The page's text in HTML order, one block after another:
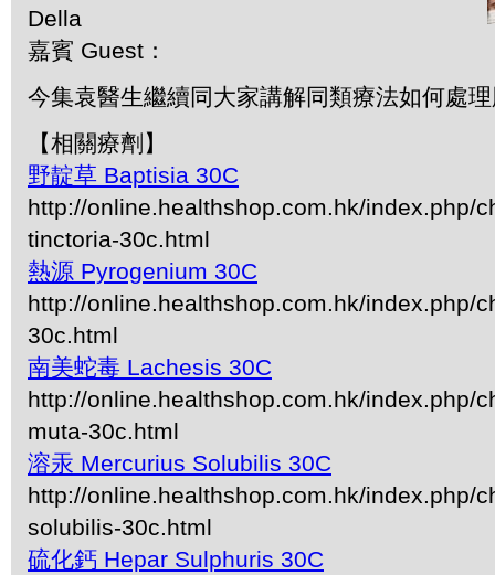
Della
嘉賓 Guest：
今集袁醫生繼續同大家講解同類療法如何處
【相關療劑】
野靛草 Baptisia 30C
http://online.healthshop.com.hk/index.php/
tinctoria-30c.html
熱源 Pyrogenium 30C
http://online.healthshop.com.hk/index.php/
30c.html
南美蛇毒 Lachesis 30C
http://online.healthshop.com.hk/index.php/
muta-30c.html
溶汞 Mercurius Solubilis 30C
http://online.healthshop.com.hk/index.php/
solubilis-30c.html
硫化鈣 Hepar Sulphuris 30C